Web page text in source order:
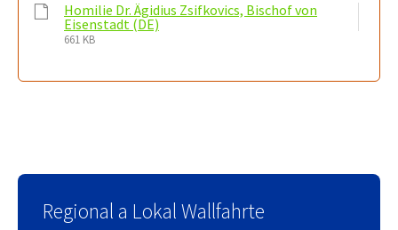
Homilie Dr. Ägidius Zsifkovics, Bischof von
Eisenstadt (DE)
661 KB
Regional a Lokal Wallfahrte